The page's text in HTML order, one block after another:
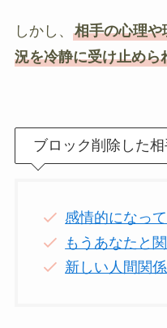
しかし、 相手の心理や
況を冷静に受け止めら
ブロック削除した
感情的になっ
もうあなたと
新しい人間関